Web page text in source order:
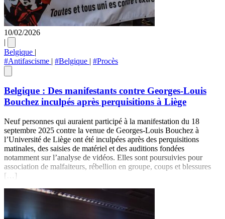
10/02/2026
|
Belgique |
#Antifascisme | #Belgique | #Procès
Belgique : Des manifestants contre Georges-Louis
Bouchez inculpés après perquisitions à Liège
Neuf personnes qui auraient participé à la manifestation du 18
septembre 2025 contre la venue de Georges-Louis Bouchez à
l’Université de Liège ont été inculpées après des perquisitions
matinales, des saisies de matériel et des auditions fondées
notamment sur l’analyse de vidéos. Elles sont poursuivies pour
association de malfaiteurs, rébellion en groupe, coups et blessures
[…]